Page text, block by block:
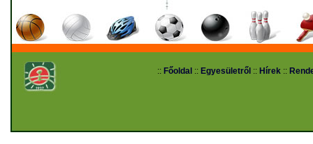
:: Főoldal :: Egyesületről :: Hírek ::